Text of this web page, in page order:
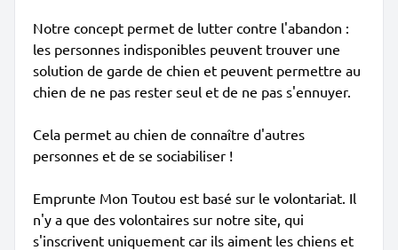
Notre concept permet de lutter contre l'abandon :
les personnes indisponibles peuvent trouver une
solution de garde de chien et peuvent permettre au
chien de ne pas rester seul et de ne pas s'ennuyer.
Cela permet au chien de connaître d'autres
personnes et de se sociabiliser !
Emprunte Mon Toutou est basé sur le volontariat. Il
n'y a que des volontaires sur notre site, qui
s'inscrivent uniquement car ils aiment les chiens et